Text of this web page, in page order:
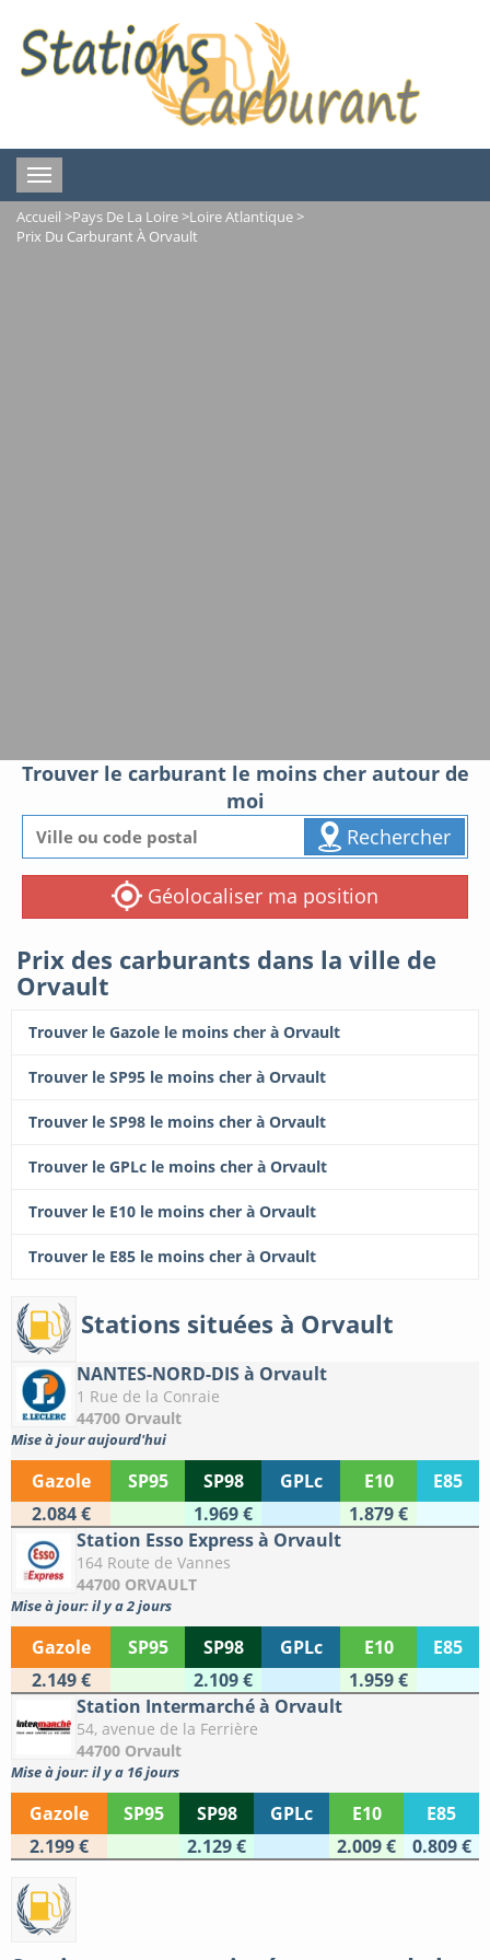
Toggle
navigation
Accueil >Pays De La Loire>Loire Atlantique>
Prix Du Carburant À Orvault
Trouver le carburant le moins cher autour de
moi
Rechercher
Géolocaliser ma position
Prix des carburants dans la ville de
Orvault
Trouver le Gazole le moins cher à Orvault
Trouver le SP95 le moins cher à Orvault
Trouver le SP98 le moins cher à Orvault
Trouver le GPLc le moins cher à Orvault
Trouver le E10 le moins cher à Orvault
Trouver le E85 le moins cher à Orvault
Stations situées à Orvault
NANTES-NORD-DIS à Orvault
1 Rue de la Conraie
44700 Orvault
Mise à jour aujourd'hui
Gazole SP95 SP98 GPLc E10
E85
2.084 €
1.969 €
1.879 €
Station Esso Express à Orvault
164 Route de Vannes
44700 ORVAULT
Mise à jour: il y a 2 jours
Gazole SP95 SP98 GPLc E10
E85
2.149 €
2.109 €
1.959 €
Station Intermarché à Orvault
54, avenue de la Ferrière
44700 Orvault
Mise à jour: il y a 16 jours
Gazole SP95 SP98 GPLc E10
E85
2.199 €
2.129 € 2.009 € 0.809 €